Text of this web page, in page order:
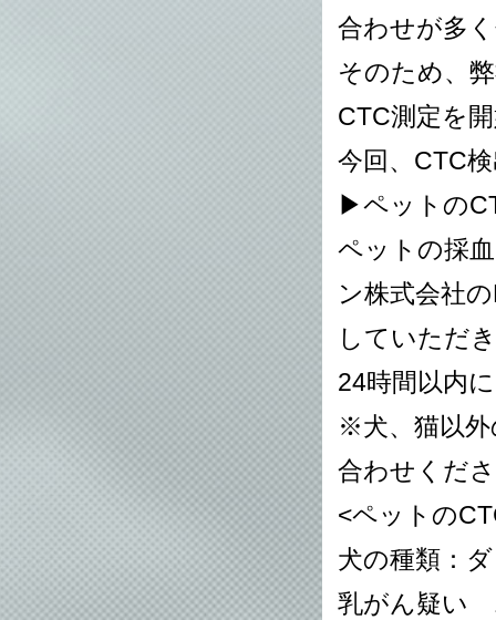
合わせが多
そのため、
CTC測定を
今回、CTC
▶ペットの
ペットの採
ン株式会社
していただ
24時間以内
※犬、猫以外
合わせくだ
<ペットの
犬の種類：
乳がん疑い